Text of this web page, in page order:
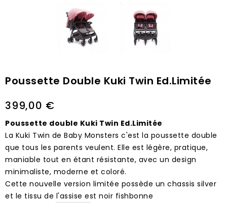
Poussette Double Kuki Twin Ed.Limitée
399,00 €
Poussette double Kuki Twin Ed.Limitée
La Kuki Twin de Baby Monsters c'est la poussette double
que tous les parents veulent. Elle est légère, pratique,
maniable tout en étant résistante, avec un design
minimaliste, moderne et coloré.
Cette nouvelle version limitée possède un chassis silver
et le tissu de l'assise est noir fishbonne